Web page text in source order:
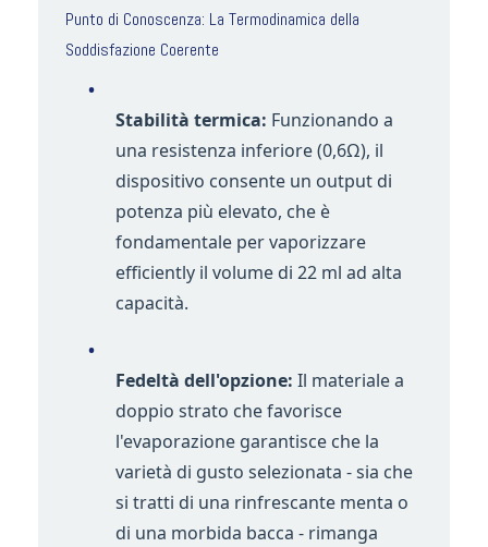
Punto di Conoscenza: La Termodinamica della
Soddisfazione Coerente
•
Stabilità termica: Funzionando a
una resistenza inferiore (0,6Ω), il
dispositivo consente un output di
potenza più elevato, che è
fondamentale per vaporizzare
efficiently il volume di 22 ml ad alta
capacità.
•
Fedeltà dell'opzione: Il materiale a
doppio strato che favorisce
l'evaporazione garantisce che la
varietà di gusto selezionata - sia che
si tratti di una rinfrescante menta o
di una morbida bacca - rimanga